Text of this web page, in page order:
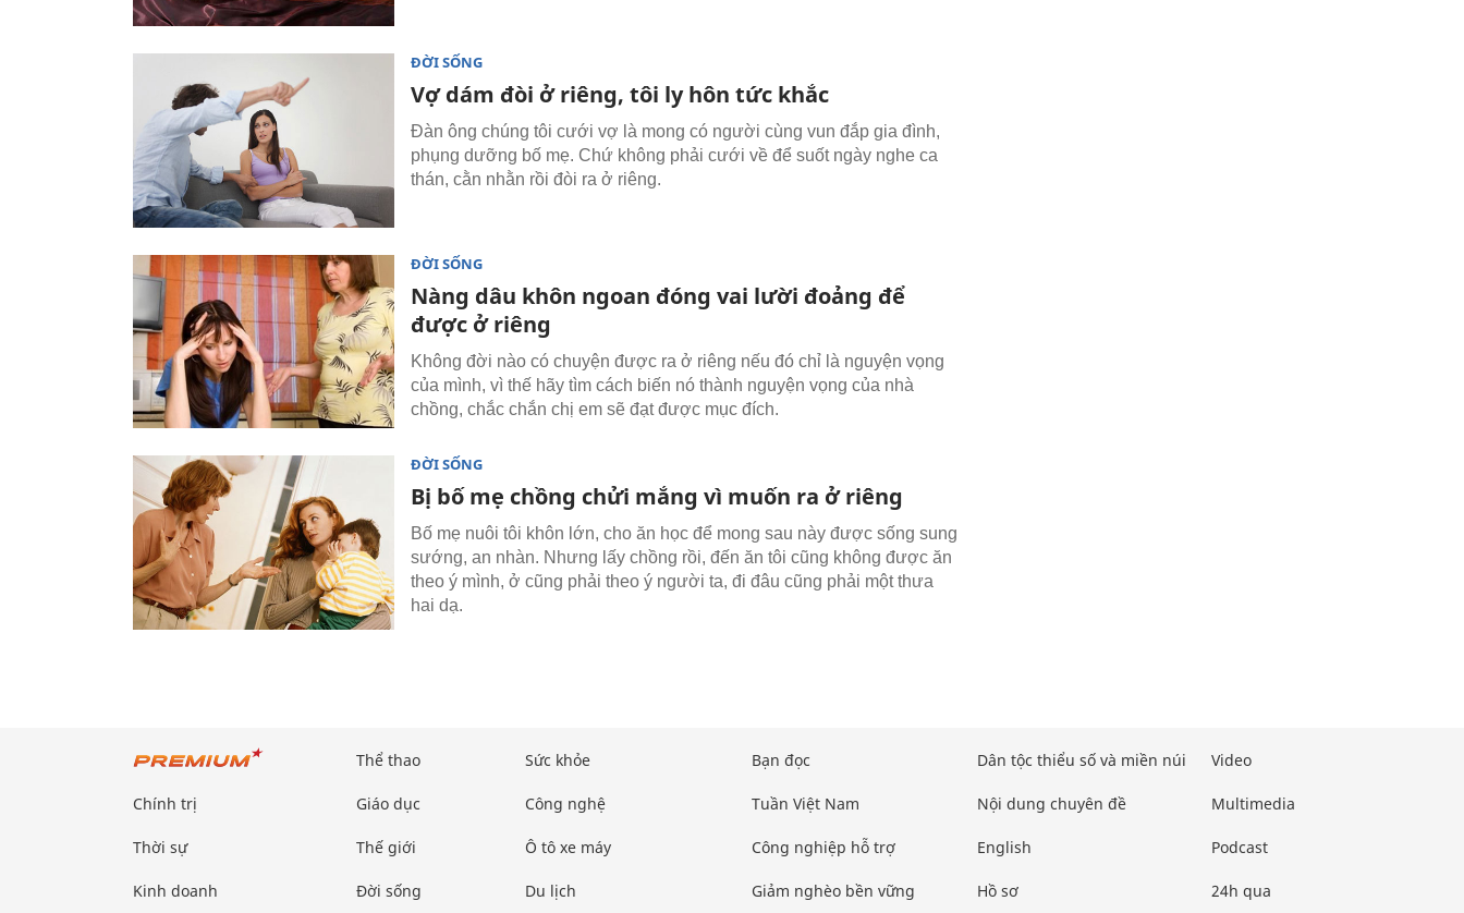
ĐỜI SỐNG
Vợ dám đòi ở riêng, tôi ly hôn tức khắc
Đàn ông chúng tôi cưới vợ là mong có người cùng vun đắp gia đình,
phụng dưỡng bố mẹ. Chứ không phải cưới về để suốt ngày nghe ca
thán, cằn nhằn rồi đòi ra ở riêng.
ĐỜI SỐNG
Nàng dâu khôn ngoan đóng vai lười đoảng để
được ở riêng
Không đời nào có chuyện được ra ở riêng nếu đó chỉ là nguyện vọng
của mình, vì thế hãy tìm cách biến nó thành nguyện vọng của nhà
chồng, chắc chắn chị em sẽ đạt được mục đích.
ĐỜI SỐNG
Bị bố mẹ chồng chửi mắng vì muốn ra ở riêng
Bố mẹ nuôi tôi khôn lớn, cho ăn học để mong sau này được sống sung
sướng, an nhàn. Nhưng lấy chồng rồi, đến ăn tôi cũng không được ăn
theo ý mình, ở cũng phải theo ý người ta, đi đâu cũng phải một thưa
hai dạ.
Chính trị
Thời sự
Kinh doanh
Thể thao
Giáo dục
Thế giới
Đời sống
Sức khỏe
Công nghệ
Ô tô xe máy
Du lịch
Bạn đọc
Tuần Việt Nam
Công nghiệp hỗ trợ
Giảm nghèo bền vững
Dân tộc thiểu số và miền núi
Nội dung chuyên đề
English
Hồ sơ
Video
Multimedia
Podcast
24h qua